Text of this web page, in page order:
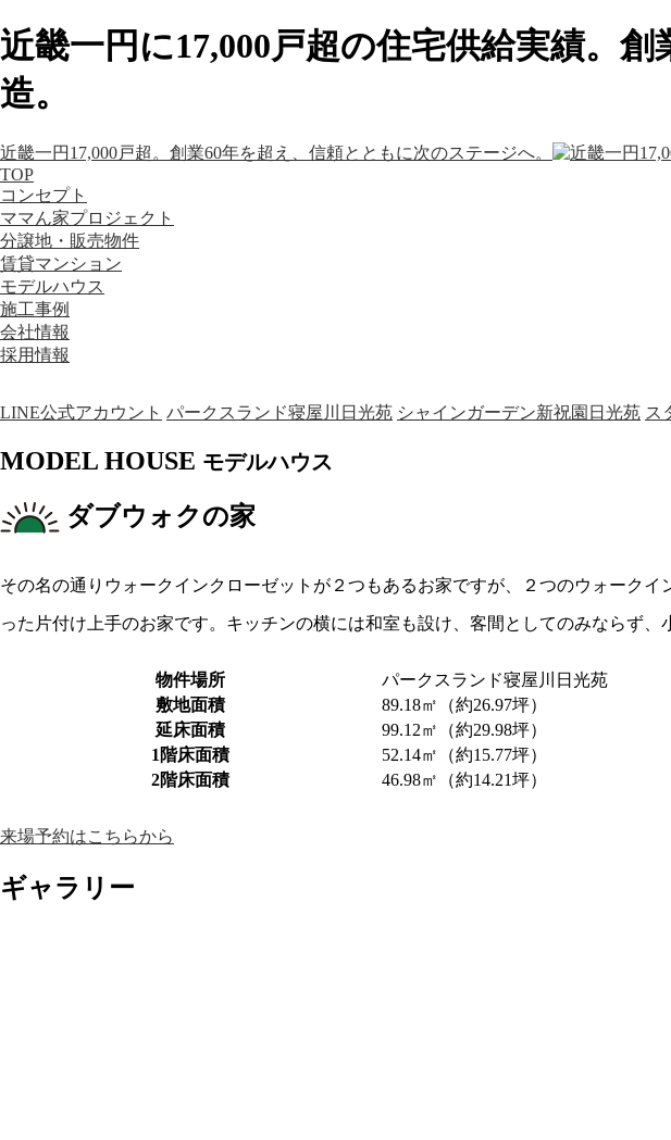
近畿一円に17,000戸超の住宅供給実績。
造。
近畿一円17,000戸超。創業60年を超え、信頼とともに次のステージへ。
TOP
コンセプト
ママん家プロジェクト
分譲地・販売物件
賃貸マンション
モデルハウス
施工事例
会社情報
採用情報
LINE公式アカウント パークスランド寝屋川日光苑 シャインガーデン新祝園日光苑 ス
MODEL HOUSE モデルハウス
ダブウォクの家
その名の通りウォークインクローゼットが２つもあるお家ですが、２つのウォーク
った片付け上手のお家です。キッチンの横には和室も設け、客間としてのみならず
物件場所
パークスランド寝屋川日光苑
敷地面積
89.18㎡（約26.97坪）
延床面積
99.12㎡（約29.98坪）
1階床面積
52.14㎡（約15.77坪）
2階床面積
46.98㎡（約14.21坪）
来場予約はこちらから
ギャラリー